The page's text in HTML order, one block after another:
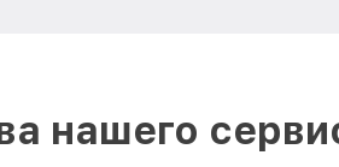
нашего